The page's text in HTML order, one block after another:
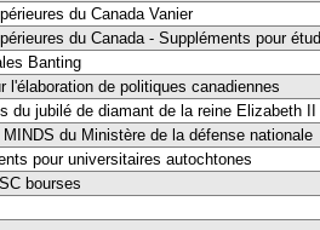
du Canada Vanier
du Canada - Suppléments pour
Banting
l'élaboration de politiques canadiennes
du jubilé de diamant de la reine Elizabeth II
du Ministère de la défense nationale
pour universitaires autochtones
bourses